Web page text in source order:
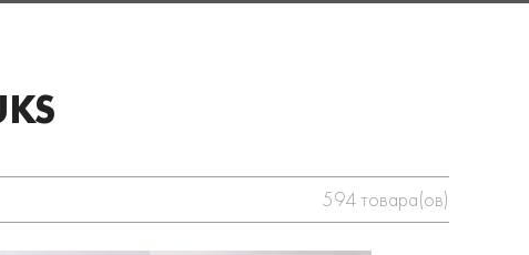
594товара(ов)